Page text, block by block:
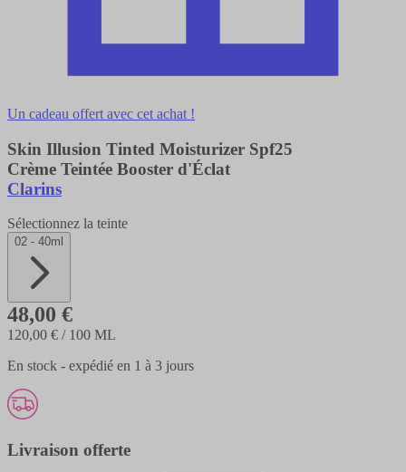
Un cadeau offert avec cet achat !
Skin Illusion Tinted Moisturizer Spf25
Crème Teintée Booster d'Éclat
Clarins
Sélectionnez la teinte
02 - 40ml
48,00 €
120,00 € / 100 ML
En stock - expédié en 1 à 3 jours
Livraison offerte